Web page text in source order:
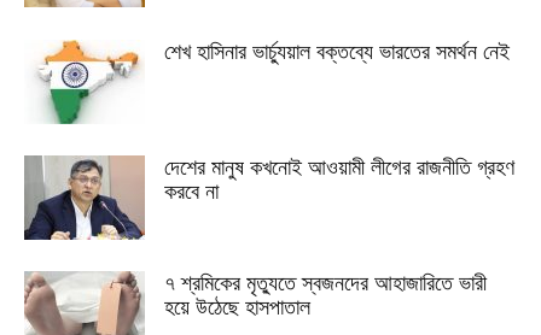
শেখ হাসিনার ভার্চ্যুয়াল বক্তব্যে ভারতের সমর্থন নেই
দেশের মানুষ কখনোই আওয়ামী লীগের রাজনীতি গ্রহণ
করবে না
৭ শ্রমিকের মৃত্যুতে স্বজনদের আহাজারিতে ভারী
হয়ে উঠেছে হাসপাতাল